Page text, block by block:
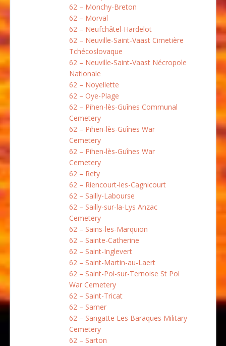
62 – Monchy-Breton
62 – Morval
62 – Neufchâtel-Hardelot
62 – Neuville-Saint-Vaast Cimetière
Tchécoslovaque
62 – Neuville-Saint-Vaast Nécropole
Nationale
62 – Noyellette
62 – Oye-Plage
62 – Pihen-lès-Guînes Communal
Cemetery
62 – Pihen-lès-Guînes War
Cemetery
62 – Pihen-lès-Guînes War
Cemetery
62 – Rety
62 – Riencourt-les-Cagnicourt
62 – Sailly-Labourse
62 – Sailly-sur-la-Lys Anzac
Cemetery
62 – Sains-les-Marquion
62 – Sainte-Catherine
62 – Saint-Inglevert
62 – Saint-Martin-au-Laert
62 – Saint-Pol-sur-Ternoise St Pol
War Cemetery
62 – Saint-Tricat
62 – Samer
62 – Sangatte Les Baraques Military
Cemetery
62 – Sarton